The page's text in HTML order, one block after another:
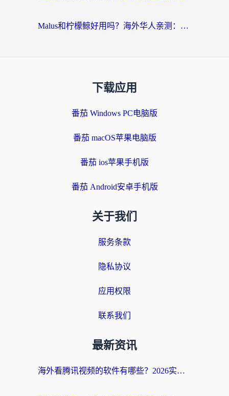
Malus和柠檬鲸好用吗？海外华人亲测：回国加速器怎么选才不踩坑？
下载应用
番茄 Windows PC电脑版
番茄 macOS苹果电脑版
番茄 ios苹果手机版
番茄 Android安卓手机版
关于我们
服务条款
隐私协议
应用权限
联系我们
最新资讯
海外看腾讯视频的软件有哪些？2026实测有效，留学生都在用的回国加速器指南